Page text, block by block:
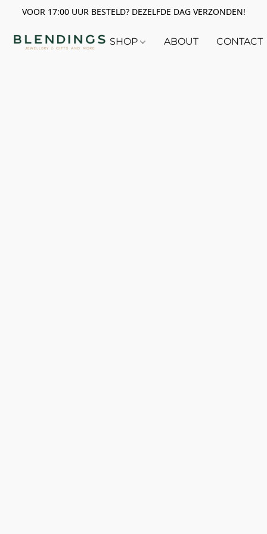
VOOR 17:00 UUR BESTELD? DEZELFDE DAG VERZONDEN!
SHOP ABOUT CONTACT